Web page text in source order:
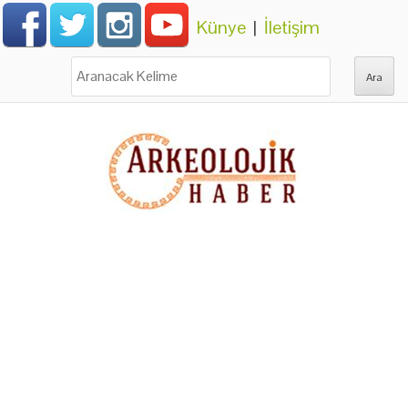
Künye | İletişim